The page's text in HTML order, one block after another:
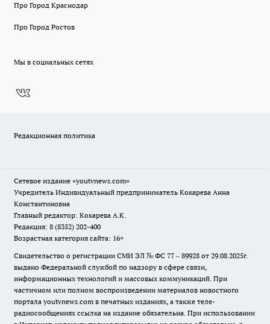
Про Город Краснодар
Про Город Ростов
Мы в социальных сетях
Редакционная политика
Сетевое издание «youtvnews.com»
Учредитель Индивидуальный предприниматель Кокарева Анна
Константиновна
Главный редактор: Кокарева А.К.
Редакция: 8 (8352) 202-400
Возрастная категория сайта: 16+
Свидетельство о регистрации СМИ ЭЛ № ФС 77 – 89928 от 29.08.2025г.
выдано Федеральной службой по надзору в сфере связи,
информационных технологий и массовых коммуникаций. При
частичном или полном воспроизведении материалов новостного
портала youtvnews.com в печатных изданиях, а также теле-
радиосообщениях ссылка на издание обязательна. При использовании